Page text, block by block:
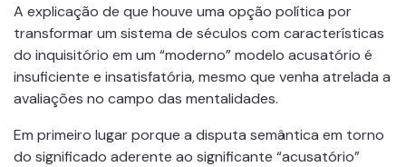
A explicação de que houve uma opção política por
transformar um sistema de séculos com características
do inquisitório em um “moderno” modelo acusatório é
insuficiente e insatisfatória, mesmo que venha atrelada a
avaliações no campo das mentalidades.
Em primeiro lugar porque a disputa semântica em torno
do significado aderente ao significante “acusatório”